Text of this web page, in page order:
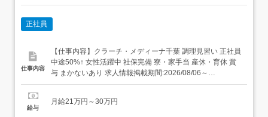
正社員
仕事内容
【仕事内容】クラーチ・メディーナ千葉 調理見習い 正社員
中途50%↑ 女性活躍中 社保完備 寮・家⼿当 産休・育休 賞
与 まかないあり 求人情報掲載期間:2026/08/06～
2026/09/03 求人情報 店舗の特徴 昇給・賞与・社宅・122
交 通 JR総武本線「東千葉駅」より徒歩19...
給与
月給21万円～30万円